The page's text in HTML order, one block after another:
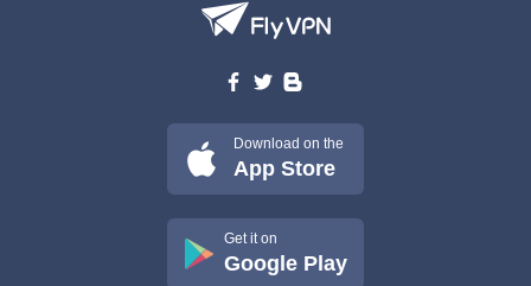
Download on the
App Store
Get it on
Google Play